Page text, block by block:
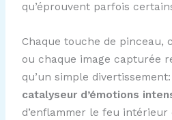
qu’éprouvent parfois
Chaque touche de pinceau,
ou chaque image capturée
qu’un simple
catalyseur d’émotions
d’enflammer le feu intérieur